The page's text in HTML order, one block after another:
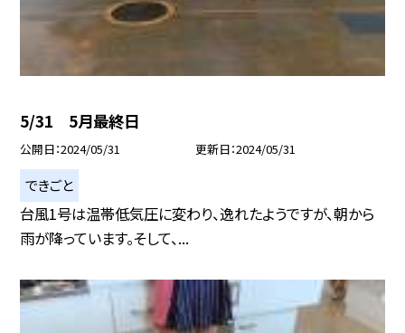
5/31 5月最終日
公開日 2024/05/31 更新日 2024/05/31
できごと
台風1号は温帯低気圧に変わり、逸れたようですが、朝から
雨が降っています。そして、...